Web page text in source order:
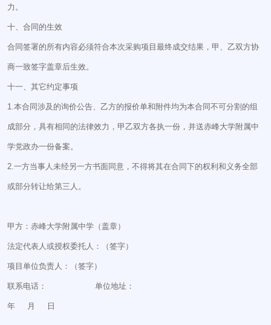
力。
十、合同的生效
合同签署的所有内容必须符合本次采购项目最终成交结果，甲、乙双方协
商一致签字盖章后生效。
十一、其它约定事项
1.本合同涉及的询价公告、乙方的报价单和附件均为本合同不可分割的组
成部分，具有相同的法律效力，甲乙双方各执一份，并送赤峰大学附属中
学党政办一份备案。
2.一方当事人未经另一方书面同意，不得将其在合同下的权利和义务全部
或部分转让给第三人。
甲方：赤峰大学附属中学（盖章）
法定代表人或授权委托人：（签字）
项目单位负责人：（签字）
联系电话： 单位地址：
年 月 日